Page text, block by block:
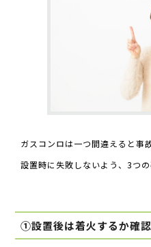
ガスコンロは一つ間違えると事
設置時に失敗しないよう、3つ
①設置後は着火するか確認